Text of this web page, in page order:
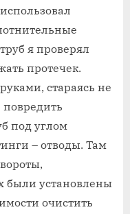
я проверял
протечек.
стараясь не
повредить
под углом
– отводы. Там
были установлены
очистить